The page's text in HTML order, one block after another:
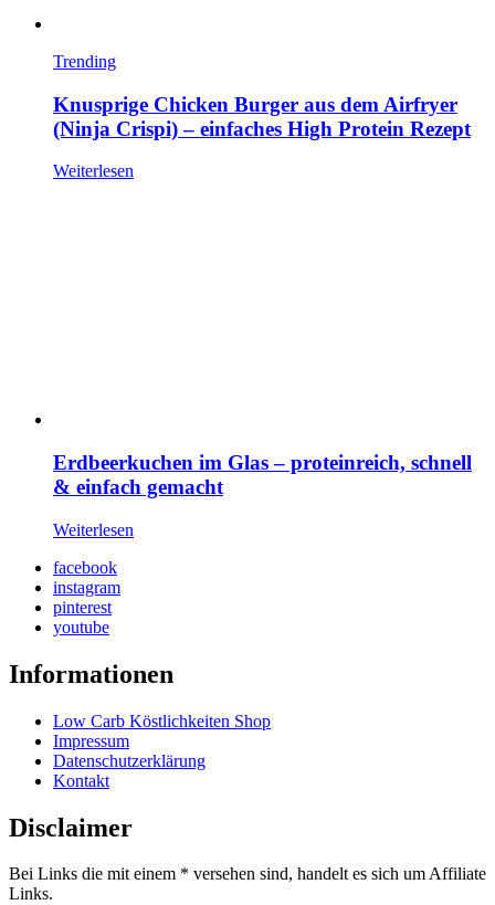
Trending
Knusprige Chicken Burger aus dem Airfryer
(Ninja Crispi) – einfaches High Protein Rezept
Weiterlesen
Erdbeerkuchen im Glas – proteinreich, schnell
& einfach gemacht
Weiterlesen
facebook
instagram
pinterest
youtube
Informationen
Low Carb Köstlichkeiten Shop
Impressum
Datenschutzerklärung
Kontakt
Disclaimer
Bei Links die mit einem * versehen sind, handelt es sich um Affiliate
Links.